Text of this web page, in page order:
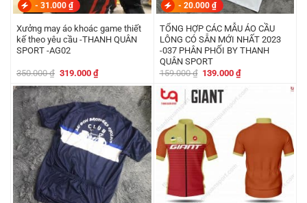
- 31.000 ₫
Xưởng may áo khoác game thiết
kế theo yêu cầu -THANH QUÂN
SPORT -AG02
350.000₫ Giá
là:
350.000 ₫.
319.000 ₫Giá
hiện
tại
là:
319.000 ₫.
- 20.000 ₫
TỔNG HỢP CÁC MẪU ÁO CẦU
LÔNG CÓ SẴN MỚI NHẤT 2023
-037 PHÂN PHỐI BY THANH
QUÂN SPORT
159.000₫ Giá
là:
159.000 ₫.
139.000₫Giá